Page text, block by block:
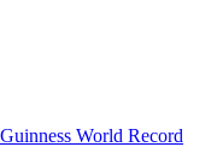
World Record